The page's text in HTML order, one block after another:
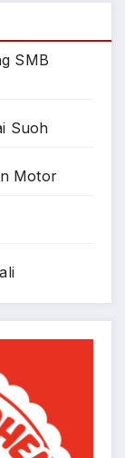
SMB
Suoh
Motor